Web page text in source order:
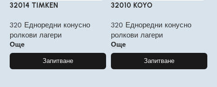
32014 TIMKEN
320 Едноредни конусно
ролкови лагери
Още
Запитване
32010 KOYO
320 Едноредни конусно
ролкови лагери
Още
Запитване